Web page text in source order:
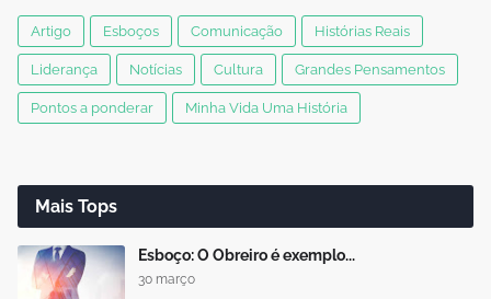
Artigo Esboços Comunicação Histórias Reais
Liderança Notícias Cultura Grandes Pensamentos
Pontos a ponderar Minha Vida Uma História
Mais Tops
Esboço: O Obreiro é exemplo...
30 março